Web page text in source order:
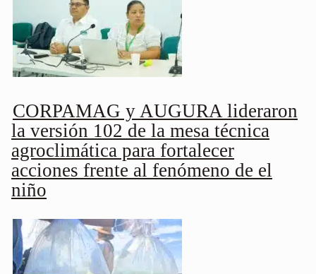
CORPAMAG y AUGURA lideraron
la versión 102 de la mesa técnica
agroclimática para fortalecer
acciones frente al fenómeno de el
niño